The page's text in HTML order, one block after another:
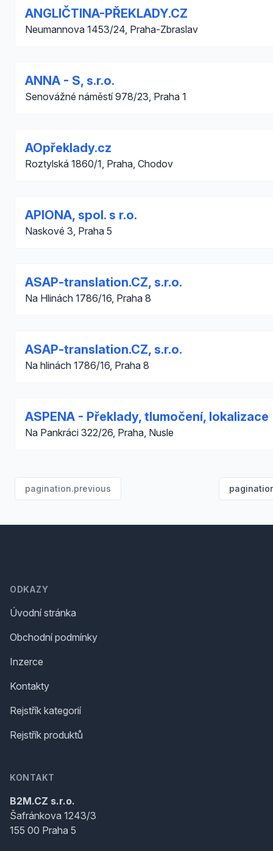
ANGLIČTINA-PŘEKLADY.CZ
Neumannova 1453/24, Praha-Zbraslav
ANNA - S, s.r.o.
Senovážné náměstí 978/23, Praha 1
AOpřeklady.cz
Roztylská 1860/1, Praha, Chodov
APIONA, spol. s r.o.
Naskové 3, Praha 5
ASAP-translation.CZ, s.r.o.
Na Hlinách 1786/16, Praha 8
ASAP-translation.CZ, s.r.o.
Na hlinách 1786/16, Praha 8
ASPENA - Překlady, tlumočení, lokalizace
Na Pankráci 322/26, Praha, Nusle
pagination.previous
ODKAZY
Úvodní stránka
Obchodní podmínky
Inzerce
Kontakty
Rejstřík kategorií
Rejstřík produktů
KONTAKT
B2M.CZ s.r.o.
Šafránkova 1243/3
155 00 Praha 5